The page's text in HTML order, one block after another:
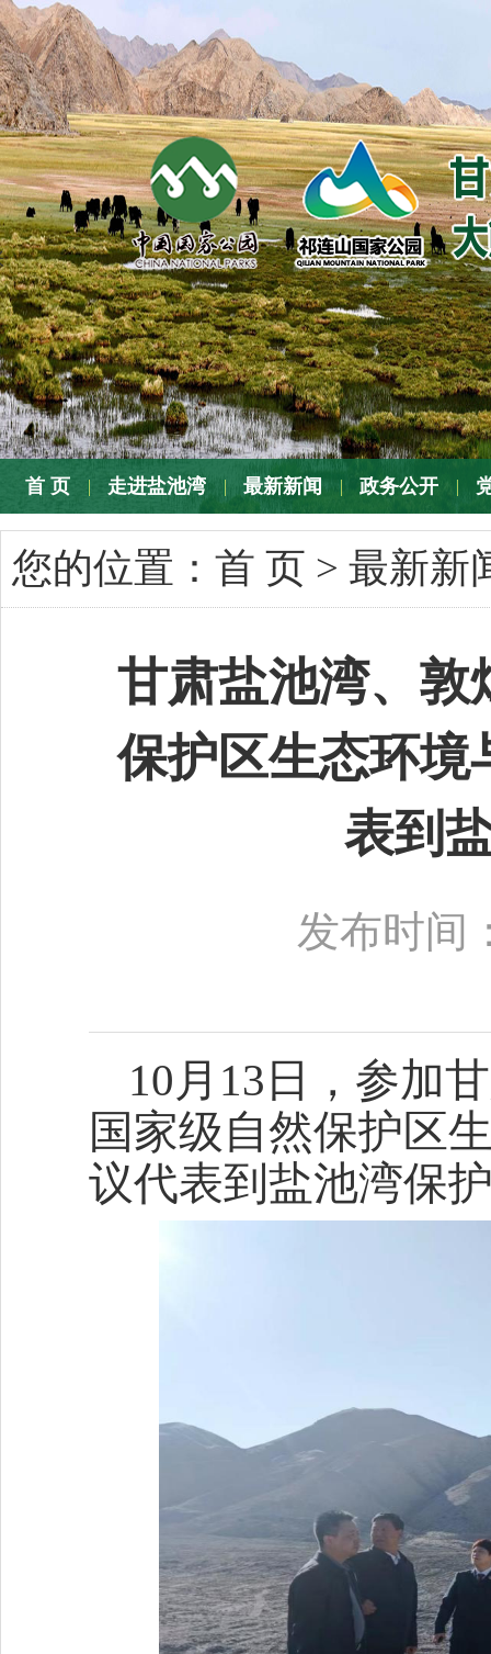
首 页 走进盐池湾 最新新闻 政务公开
您的位置： 首 页 > 最新新
甘肃盐池湾、敦
保护区生态环境
表到
发布时间
10月13日，参加
国家级自然保护区
议代表到盐池湾保